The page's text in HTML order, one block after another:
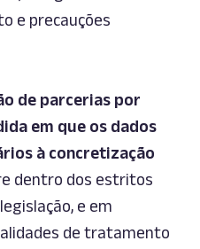
e precauções
de parcerias por
em que os dados
à concretização
dentro dos estritos
e em
de tratamento